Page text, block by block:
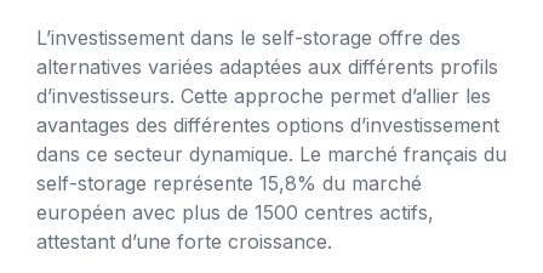
L’investissement dans le self-storage offre des
alternatives variées adaptées aux différents profils
d’investisseurs. Cette approche permet d’allier les
avantages des différentes options d’investissement
dans ce secteur dynamique. Le marché français du
self-storage représente 15,8% du marché
européen avec plus de 1500 centres actifs,
attestant d’une forte croissance.